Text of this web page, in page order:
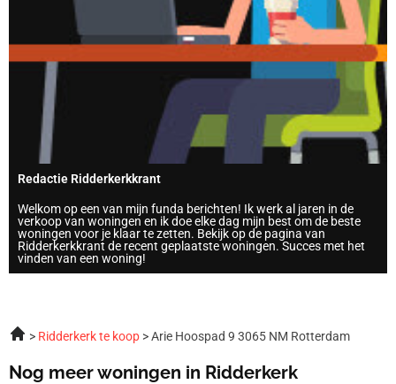
Redactie Ridderkerkkrant
Welkom op een van mijn funda berichten! Ik werk al jaren in de
verkoop van woningen en ik doe elke dag mijn best om de beste
woningen voor je klaar te zetten. Bekijk op de pagina van
Ridderkerkkrant de recent geplaatste woningen. Succes met het
vinden van een woning!
Ridderkerk te koop Arie Hoospad 9 3065 NM Rotterdam
Nog meer woningen in Ridderkerk